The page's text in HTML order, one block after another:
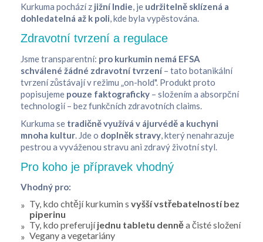
Kurkuma pochází z jižní Indie, je udržitelně sklízená a
dohledatelná až k poli, kde byla vypěstována.
Zdravotní tvrzení a regulace
Jsme transparentní: pro kurkumin nemá EFSA
schválené žádné zdravotní tvrzení– tato botanikální
tvrzení zůstávají v režimu „on-hold". Produkt proto
popisujeme pouze faktograficky – složením a absorpční
technologií – bez funkčních zdravotních claims.
Kurkuma se tradičně využívá v ájurvédě a kuchyni
mnoha kultur . Jde o doplněk stravy , který nenahrazuje
pestrou a vyváženou stravu ani zdravý životní styl.
Pro koho je přípravek vhodný
Vhodný pro:
Ty, kdo chtějí kurkumin s vyšší vstřebatelností bez
piperinu
Ty, kdo preferujíjednu tabletu denněa čisté složení
Vegany a vegetariány